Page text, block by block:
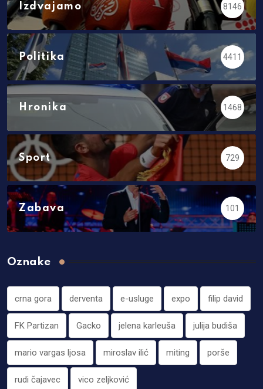
Izdvajamo 8146
Politika 4411
Hronika 1468
Sport 729
Zabava 101
Oznake
crna gora derventa e-usluge expo filip david
FK Partizan Gacko jelena karleuša julija budiša
mario vargas ljosa miroslav ilić miting porše
rudi čajavec vico zeljković